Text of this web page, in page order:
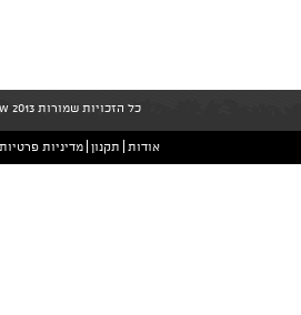
כל הזכויות שמורות GoShow 2013
אודות תקנון מדיניות פרטיות